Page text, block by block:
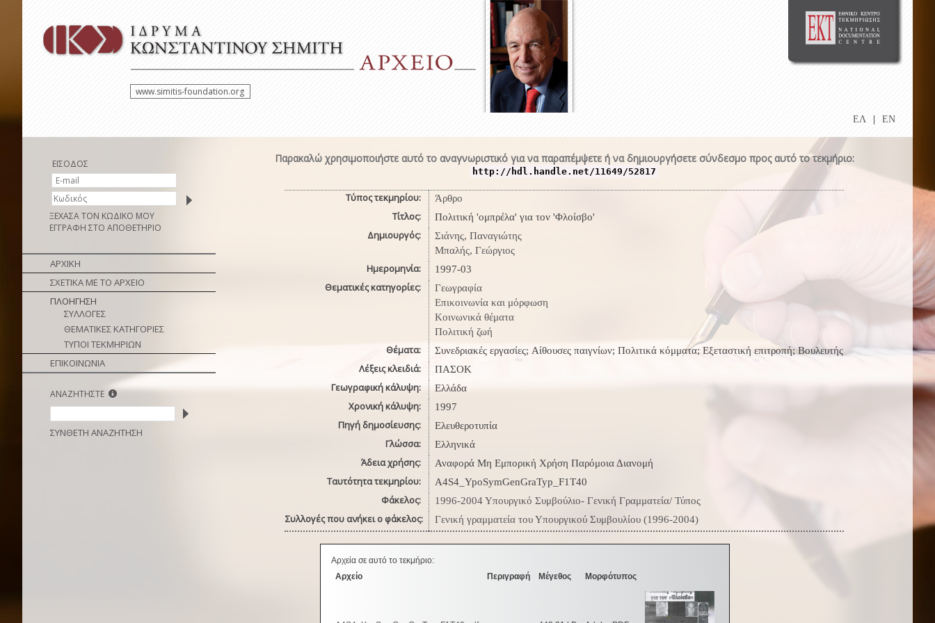
www.simitis-foundation.org
ΕΛ EN
ΕΙΣΟΔΟΣ
ΞΕΧΑΣΑ ΤΟΝ ΚΩΔΙΚΟ ΜΟΥ
ΕΓΓΡΑΦΗ ΣΤΟ ΑΠΟΘΕΤΗΡΙΟ
ΑΡΧΙΚΗ
ΣΧΕΤΙΚΑ ΜΕ ΤΟ ΑΡΧΕΙΟ
ΠΛΟΗΓΗΣΗ
ΣΥΛΛΟΓΕΣ
ΘΕΜΑΤΙΚΕΣ ΚΑΤΗΓΟΡΙΕΣ
ΤΥΠΟΙ ΤΕΚΜΗΡΙΩΝ
ΕΠΙΚΟΙΝΩΝΙΑ
ΑΝΑΖΗΤΗΣΤΕ
ΣΥΝΘΕΤΗ ΑΝΑΖΗΤΗΣΗ
Παρακαλώ χρησιμοποιήστε αυτό το αναγνωριστικό για να παραπέμψετε ή να δημιουργήσετε σύνδεσμο προς αυτό το τεκμήριο:
http://hdl.handle.net/11649/52817
Τύπος τεκμηρίου: Άρθρο
Τίτλος: Πολιτική 'ομπρέλα' για τον 'Φλοίσβο'
Δημιουργός:
Σιάνης, Παναγιώτης
Μπαλής, Γεώργιος
Ημερομηνία: 1997-03
Θεματικές κατηγορίες:
Γεωγραφία
Επικοινωνία και μόρφωση
Κοινωνικά θέματα
Πολιτική ζωή
Θέματα: Συνεδριακές εργασίες; Αίθουσες παιγνίων; Πολιτικά κόμματα; Εξεταστική επιτροπή; Βουλευτής
Λέξεις κλειδιά: ΠΑΣΟΚ
Γεωγραφική κάλυψη: Ελλάδα
Χρονική κάλυψη: 1997
Πηγή δημοσίευσης: Ελευθεροτυπία
Γλώσσα: Ελληνικά
Άδεια χρήσης: Αναφορά Μη Εμπορική Χρήση Παρόμοια Διανομή
Ταυτότητα τεκμηρίου: A4S4_YpoSymGenGraTyp_F1T40
Φάκελος: 1996-2004 Υπουργικό Συμβούλιο- Γενική Γραμματεία/ Τύπος
Συλλογές που ανήκει ο φάκελος: Γενική γραμματεία του Υπουργικού Συμβουλίου (1996-2004)
Αρχεία σε αυτό το τεκμήριο:
Αρχείο
Περιγραφή Μέγεθος Μορφότυπος